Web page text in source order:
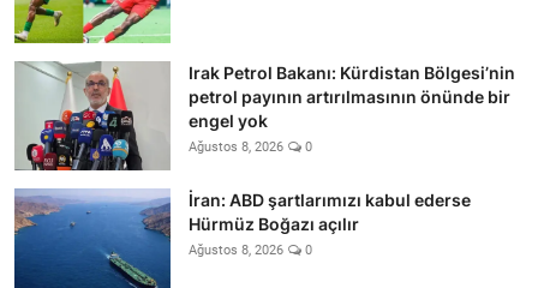
Irak Petrol Bakanı: Kürdistan Bölgesi’nin
petrol payının artırılmasının önünde bir
engel yok
Ağustos 8, 2026 0
İran: ABD şartlarımızı kabul ederse
Hürmüz Boğazı açılır
Ağustos 8, 2026 0